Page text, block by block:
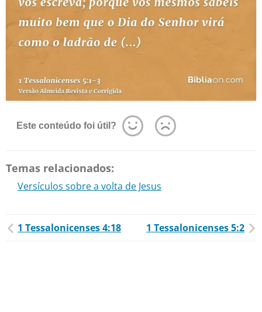
Este conteúdo foi útil?
Temas relacionados:
Versículos sobre a volta de Jesus
1 Tessalonicenses 4:18 1 Tessalonicenses 5:2